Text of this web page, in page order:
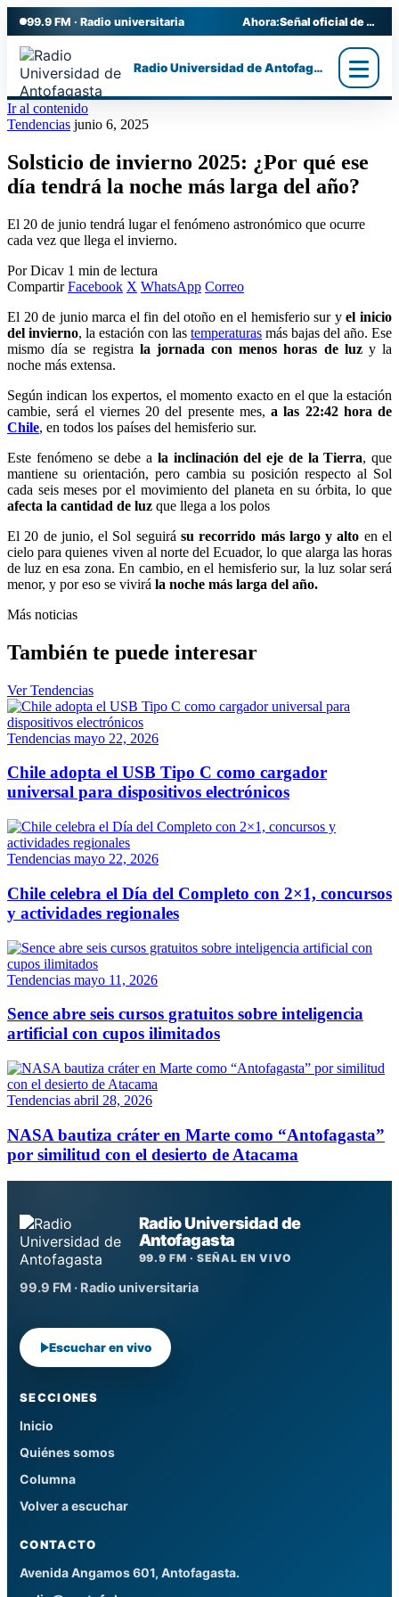
99.9 FM · Radio universitaria Ahora: Señal oficial de Radio UA
Radio Universidad de Antofagasta
Ir al contenido
Tendencias junio 6, 2025
Solsticio de invierno 2025: ¿Por qué ese
día tendrá la noche más larga del año?
El 20 de junio tendrá lugar el fenómeno astronómico que ocurre
cada vez que llega el invierno.
Por Dicav 1 min de lectura
Compartir Facebook X WhatsApp Correo
El 20 de junio marca el fin del otoño en el hemisferio sur yel inicio
del invierno, la estación con las temperaturas más bajas del año. Ese
mismo día se registra la jornada con menos horas de luzy la
noche más extensa.
Según indican los expertos, el momento exacto en el que la estación
cambie, será el viernes 20 del presente mes, a las 22:42 hora de
Chile, en todos los países del hemisferio sur.
Este fenómeno se debe a la inclinación del eje de la Tierra, que
mantiene su orientación, pero cambia su posición respecto al Sol
cada seis meses por el movimiento del planeta en su órbita, lo que
afecta la cantidad de luz que llega a los polos
El 20 de junio, el Sol seguirá su recorrido más largo y alto en el
cielo para quienes viven al norte del Ecuador, lo que alarga las horas
de luz en esa zona. En cambio, en el hemisferio sur, la luz solar será
menor, y por eso se vivirá la noche más larga del año.
Más noticias
También te puede interesar
Ver Tendencias
Tendencias mayo 22, 2026
Chile adopta el USB Tipo C como cargador
universal para dispositivos electrónicos
Tendencias mayo 22, 2026
Chile celebra el Día del Completo con 2×1, concursos
y actividades regionales
Tendencias mayo 11, 2026
Sence abre seis cursos gratuitos sobre inteligencia
artificial con cupos ilimitados
Tendencias abril 28, 2026
NASA bautiza cráter en Marte como “Antofagasta”
por similitud con el desierto de Atacama
Radio Universidad de
Antofagasta
99.9 FM · SEÑAL EN VIVO
99.9 FM · Radio universitaria
Escuchar en vivo
SECCIONES
Inicio
Quiénes somos
Columna
Volver a escuchar
CONTACTO
Avenida Angamos 601, Antofagasta.